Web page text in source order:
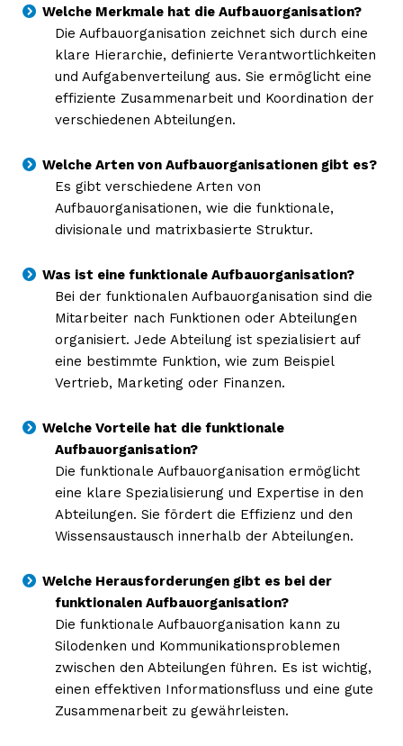
Welche Merkmale hat die Aufbauorganisation?
Die Aufbauorganisation zeichnet sich durch eine
klare Hierarchie, definierte Verantwortlichkeiten
und Aufgabenverteilung aus. Sie ermöglicht eine
effiziente Zusammenarbeit und Koordination der
verschiedenen Abteilungen.
Welche Arten von Aufbauorganisationen gibt es?
Es gibt verschiedene Arten von
Aufbauorganisationen, wie die funktionale,
divisionale und matrixbasierte Struktur.
Was ist eine funktionale Aufbauorganisation?
Bei der funktionalen Aufbauorganisation sind die
Mitarbeiter nach Funktionen oder Abteilungen
organisiert. Jede Abteilung ist spezialisiert auf
eine bestimmte Funktion, wie zum Beispiel
Vertrieb, Marketing oder Finanzen.
Welche Vorteile hat die funktionale
Aufbauorganisation?
Die funktionale Aufbauorganisation ermöglicht
eine klare Spezialisierung und Expertise in den
Abteilungen. Sie fördert die Effizienz und den
Wissensaustausch innerhalb der Abteilungen.
Welche Herausforderungen gibt es bei der
funktionalen Aufbauorganisation?
Die funktionale Aufbauorganisation kann zu
Silodenken und Kommunikationsproblemen
zwischen den Abteilungen führen. Es ist wichtig,
einen effektiven Informationsfluss und eine gute
Zusammenarbeit zu gewährleisten.